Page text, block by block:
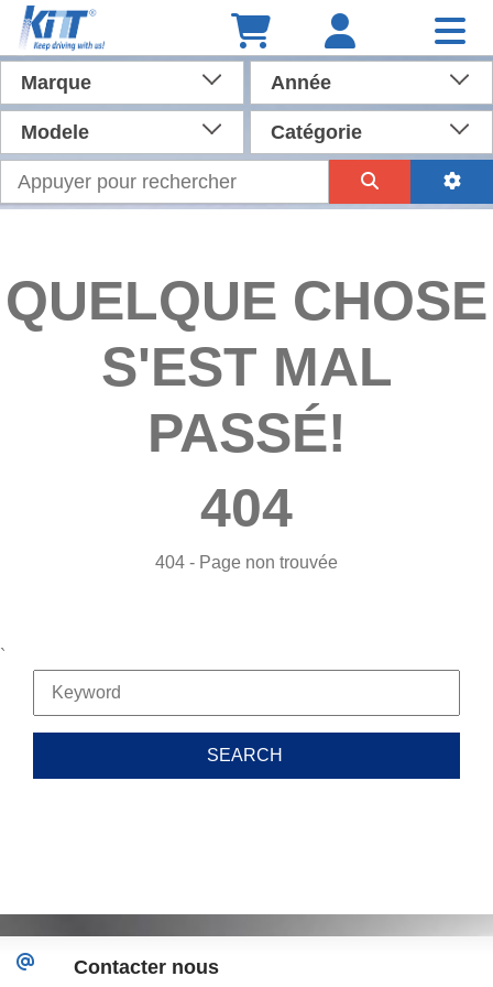
Marque Année
Modele Catégorie
QUELQUE CHOSE
S'EST MAL
PASSÉ!
404
404 - Page non trouvée
`
Contacter nous